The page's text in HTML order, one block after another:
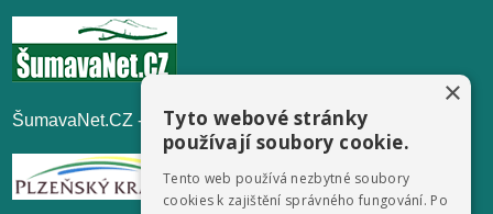
ŠumavaNet.CZ - informace o regionu
×
Tyto webové stránky
používají soubory cookie.
Tento web používá nezbytné soubory
cookies k zajištění správného fungování. Po